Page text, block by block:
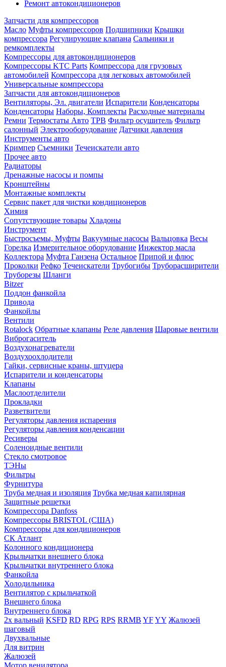
Ремонт автокондиционеров
Запчасти для компрессоров
Масло Муфты компрессоров Подшипники Крышки
компрессора Регулирующие клапана Сальники и
ремкомплекты
Компрессоры для автокондиционеров
Компрессоры KTC Parts Компрессора для грузовых
автомобилей Компрессора для легковых автомобилей
Универсальные компрессора
Запчасти для автокондиционеров
Вентиляторы, Эл. двигатели Испарители Конденсаторы
Конденсаторы Наборы, Комплекты Расходные материалы
Ремни Термостаты Авто ТРВ Фильтр осушитель Фильтр
салонный Электрооборудование Датчики давления
Инструменты авто
Кримпер Съемники Течеискатели авто
Прочее авто
Радиаторы
Дренажные насосы и помпы
Кронштейны
Монтажные комплекты
Сервис пакет для чистки кондиционеров
Химия
Сопутствующие товары Хладоны
Инструмент
Быстросъемы, Муфты Вакуумные насосы Вальцовка Весы
Горелка Измерительное оборудование Инжектор масла
Коллектора Муфта Ганзена Остальное Припой и флюс
Проколки Рефко Течеискатели Трубогибы Труборасширители
Труборезы Шланги
Bitzer
Поддон фанкойла
Привода
Фанкойлы
Вентили
Rotalock Обратные клапаны Реле давления Шаровые вентили
Виброгаситель
Воздухонагреватели
Воздухоохлодители
Гайки, сервисные краны, штуцера
Испарители и конденсаторы
Клапаны
Маслоотделители
Прокладки
Разветвители
Регуляторы давления испарения
Регуляторы давления конденсации
Ресиверы
Соленоидные вентили
Стекло смотровое
ТЭНы
Фильтры
Фурнитура
Труба медная и изоляция Трубка медная капилярная
Защитные решетки
Компрессора Danfoss
Компрессоры BRISTOL (США)
Компрессоры для кондиционеров
СК Атлант
Колонного кондиционера
Крыльчатки внешнего блока
Крыльчатки внутреннего блока
Фанкойла
Холодильника
Вентилятор с крыльчаткой
Внешнего блока
Внутреннего блока
2х вальный KSFD RD RPG RPS RRMB YFYY Жалюзей
шаговый
Двухвальные
Для витрин
Жалюзей
Мотор венилятора